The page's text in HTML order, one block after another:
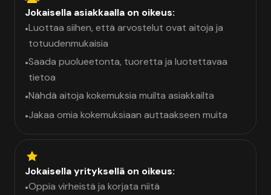
Jokaisella asiakkaalla on oikeus:
•Luottaa siihen, että arvostelut ovat aitoja ja
totuudenmukaisia
•Saada puolueetonta, tuoretta ja luotettavaa
tietoa
•Nähdä aitoja kokemuksia muilta asiakkailta
•Jakaa omia kokemuksiaan auttaakseen muita
Jokaisella yrityksellä on oikeus:
•Oppia virheistä ja korjata niitä